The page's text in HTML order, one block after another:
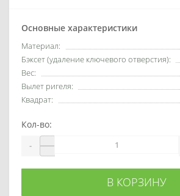
Основные характеристики
Материал:
Бэксет (удаление ключевого отверстия):
Вес:
Вылет ригеля:
Квадрат:
Кол-во:
-
В КОРЗИНУ